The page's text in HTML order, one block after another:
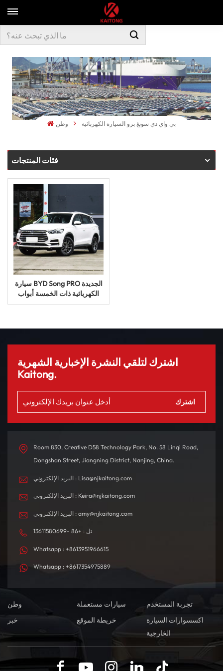
وطن بي واي دي سونغ برو السيارة الكهربائية
فئات المنتجات
سيارة BYD Song PRO الجديدة
الكهربائية ذات الخمسة أبواب
والخمسة مقاعد بسعر المصنع
اشترك لتلقي النشرة الإخبارية الشهرية
Kaitong.
Room 830, Creative D58 Technology Park, No. 58 Linqi Road,
Dongshan Street, Jiangning District, Nanjing, China.
البريد الإلكتروني : Lisa@njkaitong.com
البريد الإلكتروني : Keira@njkaitong.com
البريد الإلكتروني : amy@njkaitong.com
تل : +86 -13611580699
Whatsapp : +8613951966615
Whatsapp : +8617354975889
وطن سيارات مستعملة
تجربة المستخدم
خبر
خريطة الموقع
اكسسوارات السيارة
الخارجية